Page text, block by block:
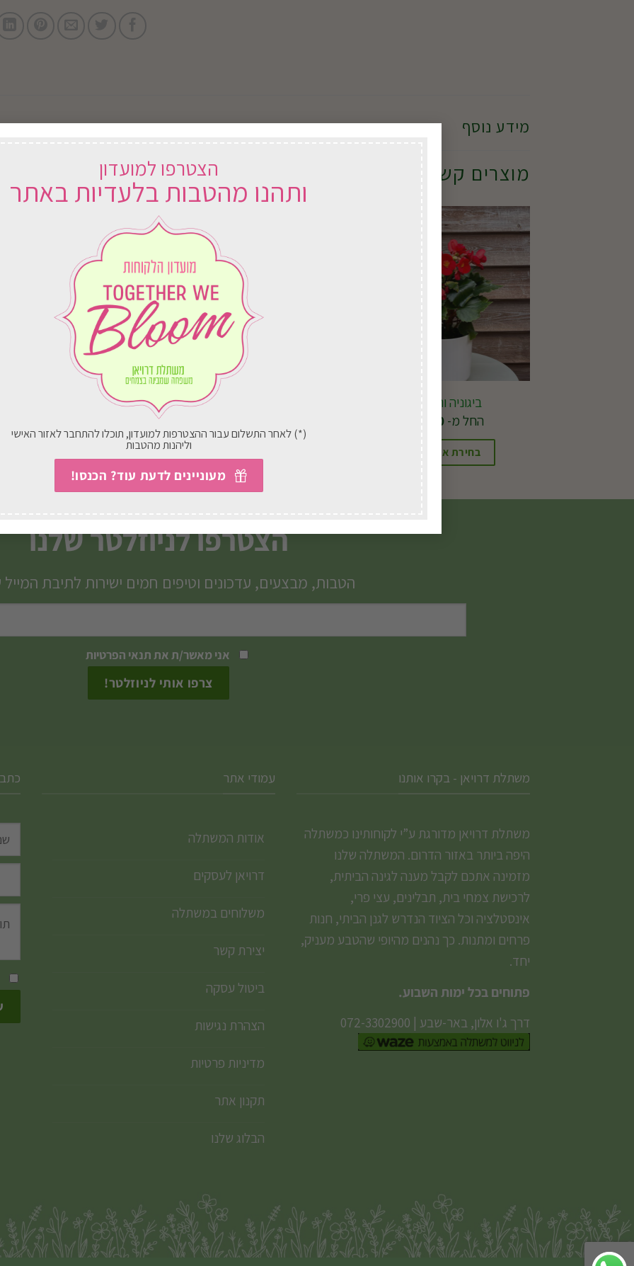
הצטרפו למועדון
ותהנו מהטבות בלעדיות באתר
(*) לאחר התשלום עבור ההצטרפות למועדון, תוכלו להתחבר לאזור האישי
וליהנות מהטבות
מעוניינים לדעת עוד? הכנסו!
מידע נוסף
מוצרים קשורים
ביגוניה ורד ע.15
החל מ-51.00
בחירת אפשרויות
זה
מספר
לבחור
לכל הארץ
גינונת למתחילים
הצטרפו לניוזלטר שלנו
הטבות, מבצעים, עדכונים וטיפים חמים ישירות לתיבת
אני מאשר/ת אתתנאי הפרטיות
משתלת דרויאן - בקרו אותנו
משתלת דרויאן מדורגת ע”י לקוחותינו כמשתלה
היפה ביותר באזור הדרום. המשתלה שלנו
מזמינה אתכם לקבל מענה לגינה הביתית,
לרכישת צמחי בית, תבלינים, עצי פרי,
אינסטלציה וכל הציוד הנדרש לגנן הביתי, חנות
פרחים ומתנות. כך נהנים מהיופי שהטבע מעניק,
יחד.
פתוחים בכל ימות השבוע.
דרך ג'ו אלון, באר-שבע |
072-3302900
עמודי אתר
אודות המשתלה
דרויאן לעסקים
משלוחים במשתלה
יצירת קשר
ביטול עסקה
הצהרת נגישות
מדיניות פרטיות
תקנון אתר
הבלוג שלנו